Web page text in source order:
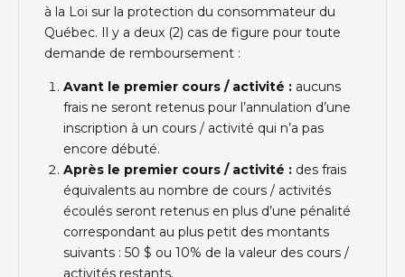
à la Loi sur la protection du consommateur du
Québec. Il y a deux (2) cas de figure pour toute
demande de remboursement :
Avant le premier cours / activité : aucuns
frais ne seront retenus pour l’annulation d’une
inscription à un cours / activité qui n’a pas
encore débuté.
Après le premier cours / activité : des frais
équivalents au nombre de cours / activités
écoulés seront retenus en plus d’une pénalité
correspondant au plus petit des montants
suivants : 50 $ ou 10% de la valeur des cours /
activités restants.